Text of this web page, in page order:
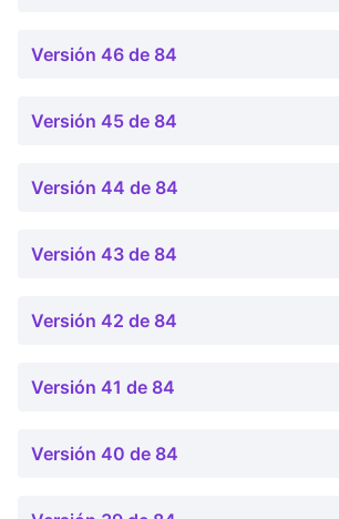
Versión 46 de 84
Versión 45 de 84
Versión 44 de 84
Versión 43 de 84
Versión 42 de 84
Versión 41 de 84
Versión 40 de 84